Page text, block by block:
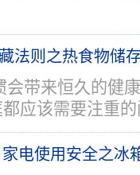
法则之热食物储
会带来恒久的健
应该需要注重
电使用安全之冰